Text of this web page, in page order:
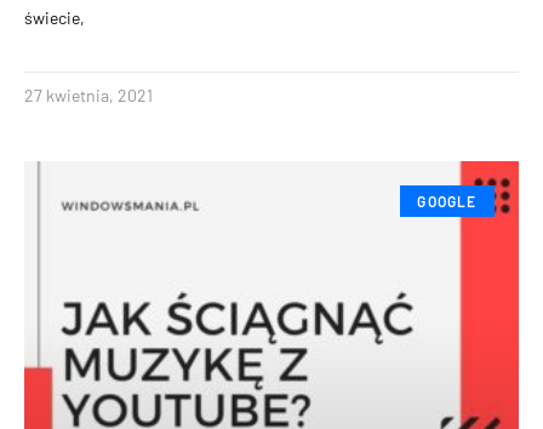
świecie,
27 kwietnia, 2021
GOOGLE